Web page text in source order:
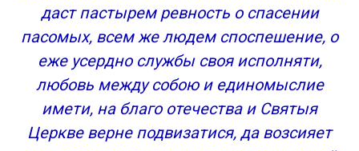
даст пастырем ревность о спасении
пасомых, всем же людем споспешение, о
еже усердно службы своя исполняти,
любовь между собою и единомыслие
имети, на благо отечества и Святыя
Церкве верне подвизатися, да возсияет